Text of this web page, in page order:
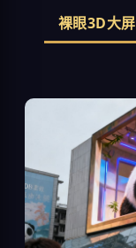
裸眼3D大屏